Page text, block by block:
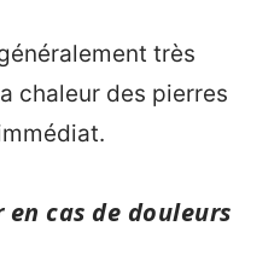
très
chaleur des pierres
cas de douleurs